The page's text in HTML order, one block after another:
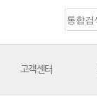
고객센터